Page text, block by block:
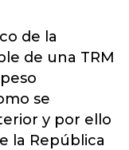
de la
de una TRM
se
y por ello
la República